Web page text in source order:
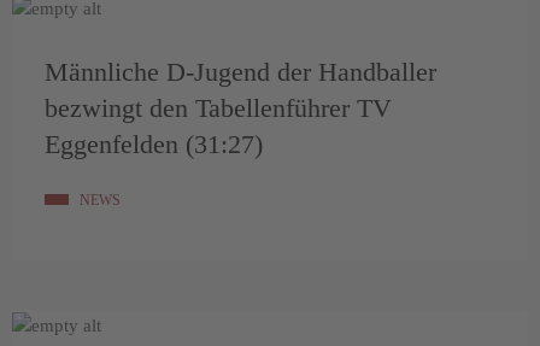
Männliche D-Jugend der Handballer
bezwingt den Tabellenführer TV
Eggenfelden (31:27)
NEWS